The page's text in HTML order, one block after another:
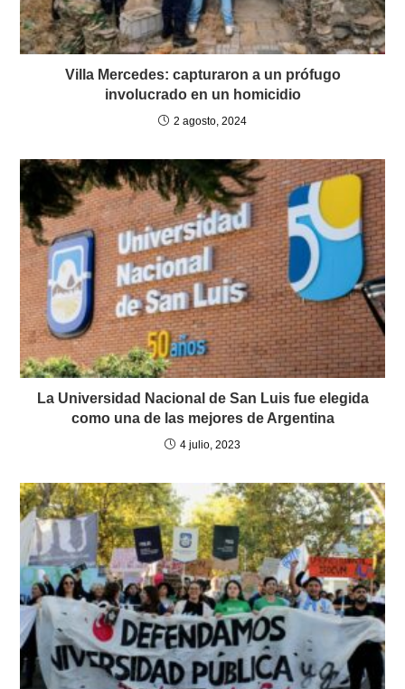
Villa Mercedes: capturaron a un prófugo
involucrado en un homicidio
2 agosto, 2024
La Universidad Nacional de San Luis fue elegida
como una de las mejores de Argentina
4 julio, 2023